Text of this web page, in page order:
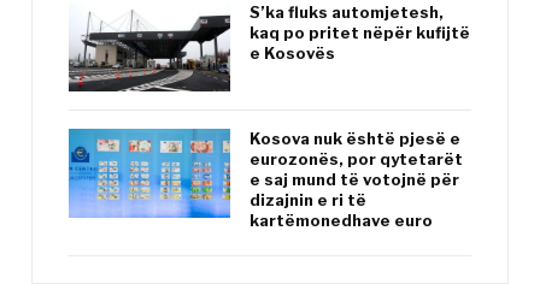
S’ka fluks automjetesh,
kaq po pritet nëpër kufijtë
e Kosovës
Kosova nuk është pjesë e
eurozonës, por qytetarët
e saj mund të votojnë për
dizajnin e ri të
kartëmonedhave euro